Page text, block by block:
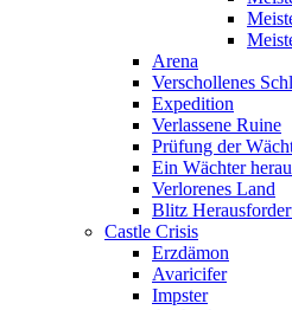
Arena
Verschollenes
Expedition
Verlassene Ruine
Prüfung der
Ein Wächter
Verlorenes Land
Blitz
Castle Crisis
Erzdämon
Avaricifer
Impster